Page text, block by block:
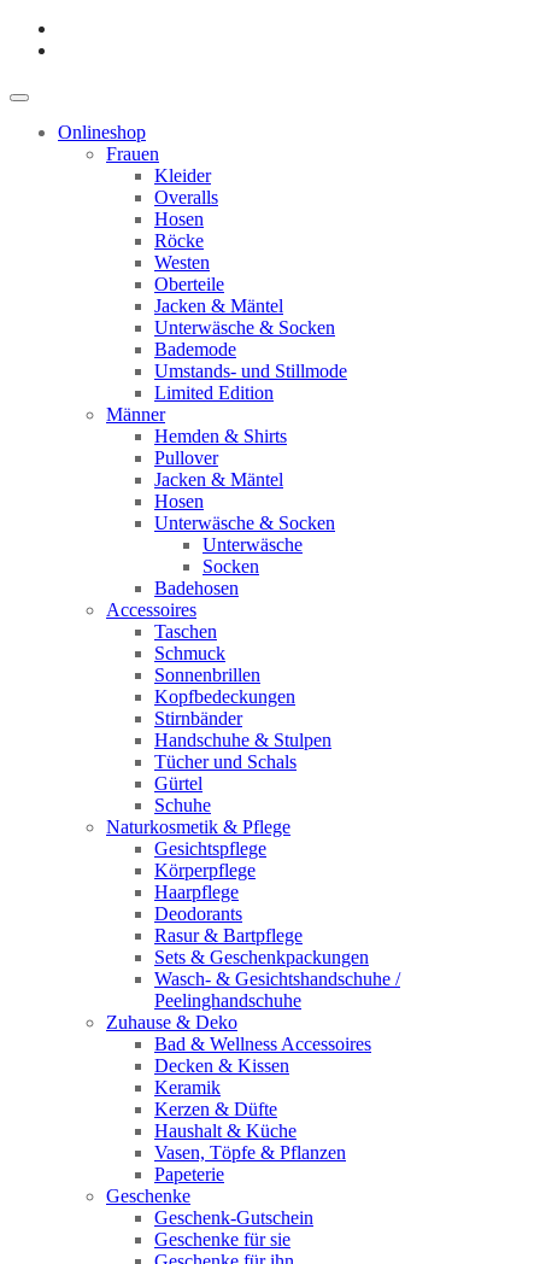
Onlineshop
Frauen
Kleider
Overalls
Hosen
Röcke
Westen
Oberteile
Jacken & Mäntel
Unterwäsche & Socken
Bademode
Umstands- und Stillmode
Limited Edition
Männer
Hemden & Shirts
Pullover
Jacken & Mäntel
Hosen
Unterwäsche & Socken
Unterwäsche
Socken
Badehosen
Accessoires
Taschen
Schmuck
Sonnenbrillen
Kopfbedeckungen
Stirnbänder
Handschuhe & Stulpen
Tücher und Schals
Gürtel
Schuhe
Naturkosmetik & Pflege
Gesichtspflege
Körperpflege
Haarpflege
Deodorants
Rasur & Bartpflege
Sets & Geschenkpackungen
Wasch‑ & Gesichtshandschuhe /
Peelinghandschuhe
Zuhause & Deko
Bad & Wellness Accessoires
Decken & Kissen
Keramik
Kerzen & Düfte
Haushalt & Küche
Vasen, Töpfe & Pflanzen
Papeterie
Geschenke
Geschenk-Gutschein
Geschenke für sie